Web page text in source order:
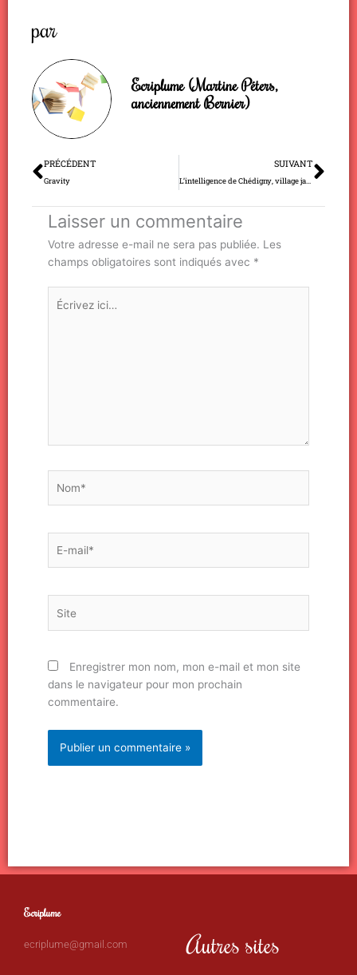
par
Ecriplume (Martine Péters,
anciennement Bernier)
Précédent
PRÉCÉDENT
Gravity
SUIVANT
L’intelligence de Chédigny, village jardin
Laisser un commentaire
Votre adresse e-mail ne sera pas publiée. Les
champs obligatoires sont indiqués avec *
Écrivez
ici…
mail*
Enregistrer mon nom, mon e-mail et mon site
dans le navigateur pour mon prochain
commentaire.
Ecriplume
ecriplume@gmail.com Autres sites